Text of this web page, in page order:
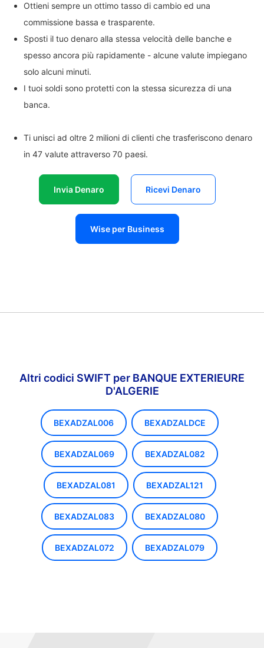
Ottieni sempre un ottimo tasso di cambio ed una
commissione bassa e trasparente.
Sposti il tuo denaro alla stessa velocità delle banche e
spesso ancora più rapidamente - alcune valute impiegano
solo alcuni minuti.
I tuoi soldi sono protetti con la stessa sicurezza di una
banca.
Ti unisci ad oltre 2 milioni di clienti che trasferiscono denaro
in 47 valute attraverso 70 paesi.
Invia Denaro Ricevi Denaro
Wise per Business
Altri codici SWIFT per BANQUE EXTERIEURE
D'ALGERIE
BEXADZAL006 BEXADZALDCE
BEXADZAL069 BEXADZAL082
BEXADZAL081 BEXADZAL121
BEXADZAL083 BEXADZAL080
BEXADZAL072 BEXADZAL079